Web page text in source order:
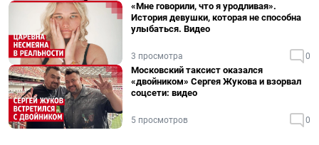
«Мне говорили, что я уродливая».
История девушки, которая не способна
улыбаться. Видео
3 просмотра 0
Московский таксист оказался
«двойником» Сергея Жукова и взорвал
соцсети: видео
5 просмотров 0